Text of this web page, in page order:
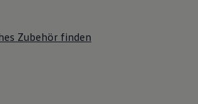
Zubehör finden